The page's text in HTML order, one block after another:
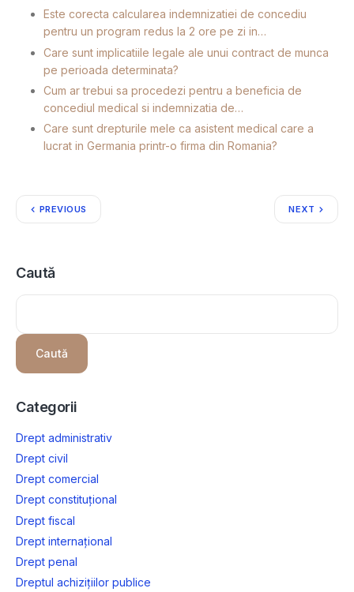
Este corecta calcularea indemnizatiei de concediu
pentru un program redus la 2 ore pe zi in…
Care sunt implicatiile legale ale unui contract de munca
pe perioada determinata?
Cum ar trebui sa procedezi pentru a beneficia de
concediul medical si indemnizatia de…
Care sunt drepturile mele ca asistent medical care a
lucrat in Germania printr-o firma din Romania?
PREVIOUS NEXT
Caută
Caută
Categorii
Drept administrativ
Drept civil
Drept comercial
Drept constituțional
Drept fiscal
Drept internațional
Drept penal
Dreptul achizițiilor publice